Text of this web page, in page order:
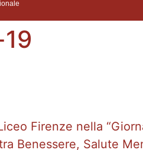
Firenze nella
Benessere, Salute